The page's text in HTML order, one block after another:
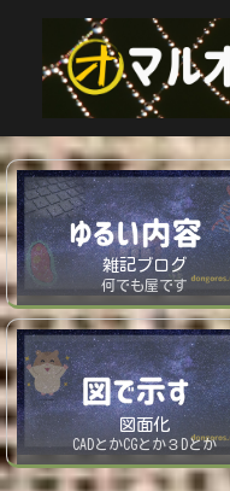
雑記ブログ
何でも屋です
図面化
CADとかCGとか３Dとか